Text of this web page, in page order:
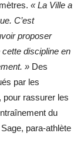
« La Ville a
C’est
proposer
discipline en
» Des
par les
pour rassurer les
du
para-athlète